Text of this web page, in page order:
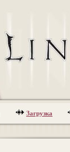
Загрузка